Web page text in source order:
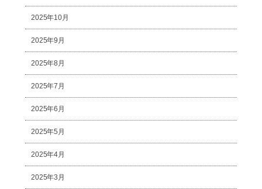
2025年10月
2025年9月
2025年8月
2025年7月
2025年6月
2025年5月
2025年4月
2025年3月